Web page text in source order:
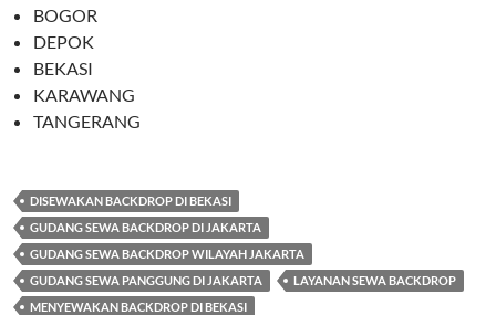
BOGOR
DEPOK
BEKASI
KARAWANG
TANGERANG
DISEWAKAN BACKDROP DI BEKASI
GUDANG SEWA BACKDROP DI JAKARTA
GUDANG SEWA BACKDROP WILAYAH JAKARTA
GUDANG SEWA PANGGUNG DI JAKARTA
LAYANAN SEWA BACKDROP
MENYEWAKAN BACKDROP DI BEKASI